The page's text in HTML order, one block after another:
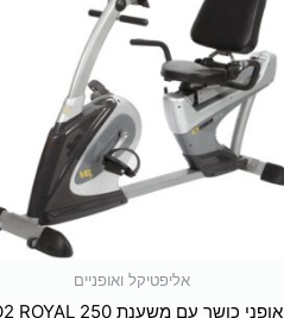
אליפטיקל ואופניים
אופני כושר עם משענת VO2 ROYAL 250